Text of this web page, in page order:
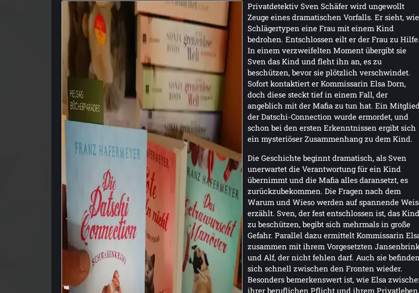
Privatdetektiv Sven Schäfer wird ungewollt
Zeuge eines dramatischen Vorfalls. Er sieht, wie
Schlägertypen eine Frau mit einem Kind
bedrohen. Entschlossen eilt er der Frau zu Hilfe.
In einem verzweifelten Moment übergibt sie
Sven das Kind und fleht ihn an, es zu
beschützen, bevor sie plötzlich verschwindet.
Sofort kontaktiert er Kommissarin Elsa Dorn,
doch diese steckt tief in einem Fall, der
angeblich mit der Mafia zu tun hat. Ein Mitglied
der Datschi-Connection wurde ermordet, und
schon bei den ersten Erkenntnissen ergibt sich
ein mysteriöser Zusammenhang zu dem Kind.
Die Geschichte beginnt dramatisch, als Sven
unerwartet die Verantwortung für ein Kind
übernimmt und die Mafia alles daransetzt, es
zurückzubekommen. Die Fragen nach dem
Warum und Wieso werden auf spannende
erzählt. Sven, der fest entschlossen ist, das Kind
zu beschützen, begibt sich mehrmals in große
Gefahr. Parallel dazu ermittelt Kommissarin
zusammen mit ihrem Vorgesetzten
und Alf, der nicht fehlen darf. Auch sie befinden
sich schnell zwischen den Fronten wieder.
Besonders bemerkenswert ist, wie Elsa
ihrer beruflichen Pflicht und ihrem Privatleben,